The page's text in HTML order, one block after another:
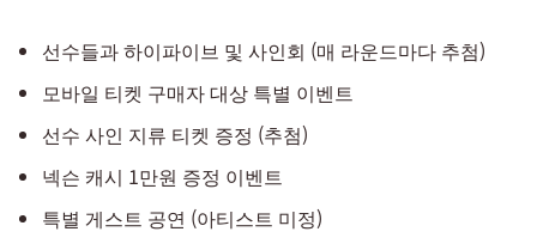
선수들과 하이파이브 및 사인회 (매 라운드마다 추첨)
모바일 티켓 구매자 대상 특별 이벤트
선수 사인 지류 티켓 증정 (추첨)
넥슨 캐시 1만원 증정 이벤트
특별 게스트 공연 (아티스트 미정)